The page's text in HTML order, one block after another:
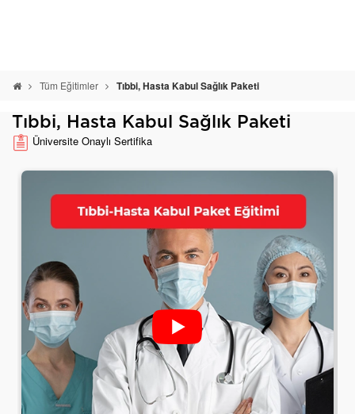
Tüm Eğitimler Tıbbi, Hasta Kabul Sağlık Paketi
Tıbbi, Hasta Kabul Sağlık Paketi
Üniversite Onaylı Sertifika